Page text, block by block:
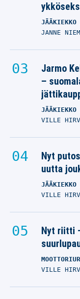
JÄÄKIEKKO
JANNE
Jarmo
–
JÄÄKIEKKO
VILLE
Nyt
uutta
JÄÄKIEKKO
VILLE
Nyt riitti
VILLE